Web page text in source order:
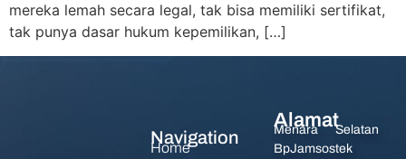
mereka lemah secara legal, tak bisa memiliki sertifikat,
tak punya dasar hukum kepemilikan, […]
Navigation
Home
Alamat
Menara Selatan
BpJamsostek